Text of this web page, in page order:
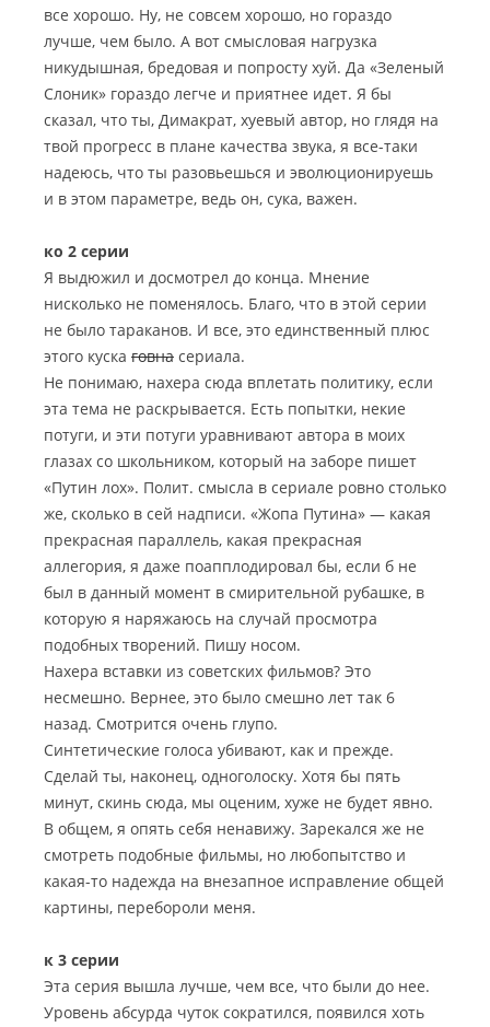
все хорошо. Ну, не совсем хорошо, но гораздо
лучше, чем было. А вот смысловая нагрузка
никудышная, бредовая и попросту хуй. Да «Зеленый
Слоник» гораздо легче и приятнее идет. Я бы
сказал, что ты, Димакрат, хуевый автор, но глядя на
твой прогресс в плане качества звука, я все-таки
надеюсь, что ты разовьешься и эволюционируешь
и в этом параметре, ведь он, сука, важен.
ко 2 серии
Я выдюжил и досмотрел до конца. Мнение
нисколько не поменялось. Благо, что в этой серии
не было тараканов. И все, это единственный плюс
этого куска говна сериала.
Не понимаю, нахера сюда вплетать политику, если
эта тема не раскрывается. Есть попытки, некие
потуги, и эти потуги уравнивают автора в моих
глазах со школьником, который на заборе пишет
«Путин лох». Полит. смысла в сериале ровно столько
же, сколько в сей надписи. «Жопа Путина» — какая
прекрасная параллель, какая прекрасная
аллегория, я даже поапплодировал бы, если б не
был в данный момент в смирительной рубашке, в
которую я наряжаюсь на случай просмотра
подобных творений. Пишу носом.
Нахера вставки из советских фильмов? Это
несмешно. Вернее, это было смешно лет так 6
назад. Смотрится очень глупо.
Синтетические голоса убивают, как и прежде.
Сделай ты, наконец, одноголоску. Хотя бы пять
минут, скинь сюда, мы оценим, хуже не будет явно.
В общем, я опять себя ненавижу. Зарекался же не
смотреть подобные фильмы, но любопытство и
какая-то надежда на внезапное исправление общей
картины, перебороли меня.
к 3 серии
Эта серия вышла лучше, чем все, что были до нее.
Уровень абсурда чуток сократился, появился хоть